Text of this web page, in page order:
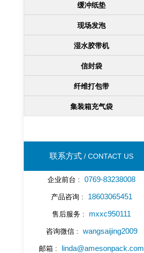
缓冲纸垫
现场发泡
湿水胶带机
信封袋
纤维打包带
集装箱充气袋
联系方式 / CONTACT US
企业前台 : 0769-83238008
产品咨询 : 18603065451
售后服务 : mxxc950111
咨询微信 : wangsaijing2009
邮箱 : linda@amesonpack.com